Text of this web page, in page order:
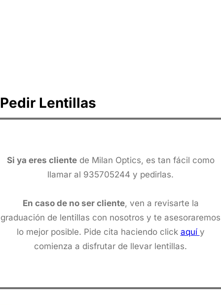
Pedir Lentillas
Si ya eres clientede Milan Optics, es tan fácil como
llamar al 935705244 y pedirlas.
En caso de no ser cliente, ven a revisarte la
graduación de lentillas con nosotros y te asesoraremos
lo mejor posible. Pide cita haciendo click aquí y
comienza a disfrutar de llevar lentillas.